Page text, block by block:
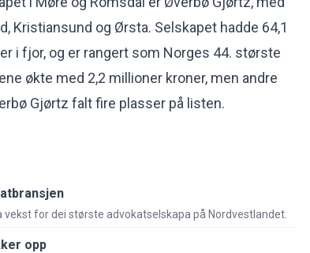
Kristiansund og Ørsta. Selskapet hadde 64,1
i fjor, og er rangert som Norges 44. største
økte med 2,2 millioner kroner, men andre
Gjørtz falt fire plasser på listen.
for dei største advokatselskapa på Nordvestlandet.
opp